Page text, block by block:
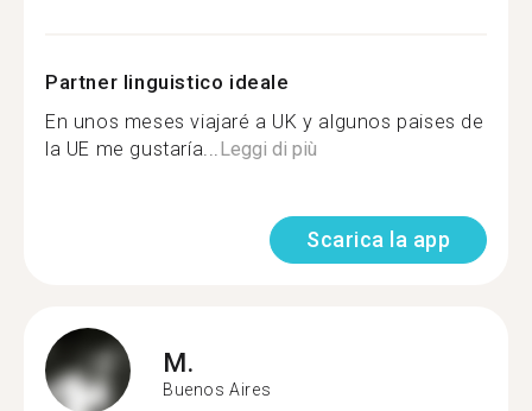
Partner linguistico ideale
En unos meses viajaré a UK y algunos paises de
la UE me gustaría...Leggi di più
Scarica la app
M.
Buenos Aires